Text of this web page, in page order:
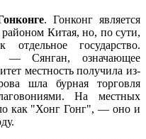
. Гонконг является
Китая, но, по сути,
государство.
— Сянган, означающее
местность получила из-
шла бурная торговля
На местных
как "Хонг Гонг", — оно и